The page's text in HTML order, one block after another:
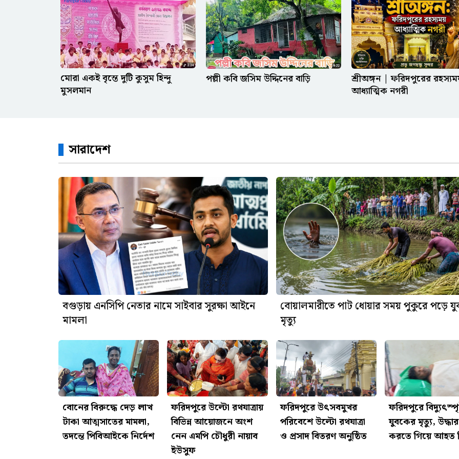
মোরা একই বৃন্তে দুটি কুসুম হিন্দু
মুসলমান
পল্লী কবি জসিম উদ্দিনের বাড়ি
শ্রীঅঙ্গন | ফরিদপুরের
আধ্যাত্মিক নগরী
সারাদেশ
বগুড়ায় এনসিপি নেতার নামে সাইবার সুরক্ষা আইনে
মামলা
বোয়ালমারীতে পাট ধোয়ার সময় পুকুরে পড়ে
মৃত্যু
বোনের বিরুদ্ধে দেড় লাখ
টাকা আত্মসাতের মামলা,
তদন্তে পিবিআইকে নির্দেশ
ফরিদপুরে উল্টো রথযাত্রায়
বিভিন্ন আয়োজনে অংশ
নেন এমপি চৌধুরী নায়াব
ইউসুফ
ফরিদপুরে উৎসবমুখর
পরিবেশে উল্টো রথযাত্রা
ও প্রসাদ বিতরণ অনুষ্ঠিত
ফরিদপুরে
যুবকের মৃত্যু, উদ্ধার
করতে গিয়ে আহত